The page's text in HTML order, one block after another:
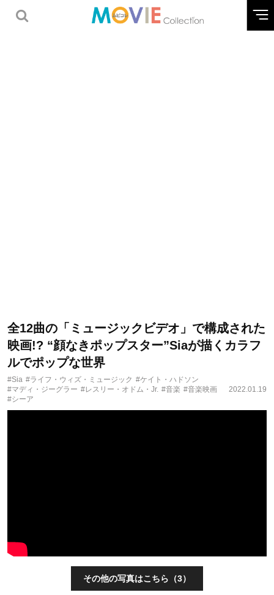
全12曲の「ミュージックビデオ」で構成された
映画!? “顔なきポップスター”Siaが描くカラフ
ルでポップな世界
#Sia #ライフ・ウィズ・ミュージック #ケイト・ハドソン
#マディ・ジーグラー #レスリー・オドム・Jr. #音楽 #音楽映画
#シーア
2022.01.19
その他の写真はこちら（3）